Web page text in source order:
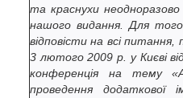
та краснухи
нашого видання.
Для
відповісти на всі питання,
3 лютого 2009 р. у Києві
конференція на тему
проведення додаткової